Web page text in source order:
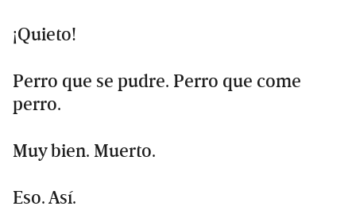
¡Quieto!
Perro que se pudre. Perro que come
perro.
Muy bien. Muerto.
Eso. Así.